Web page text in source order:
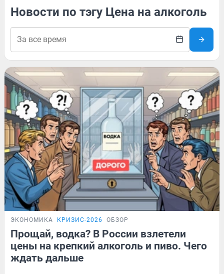
Новости по тэгу Цена на алкоголь
ЭКОНОМИКА КРИЗИС-2026 ОБЗОР
Прощай, водка? В России взлетели
цены на крепкий алкоголь и пиво. Чего
ждать дальше